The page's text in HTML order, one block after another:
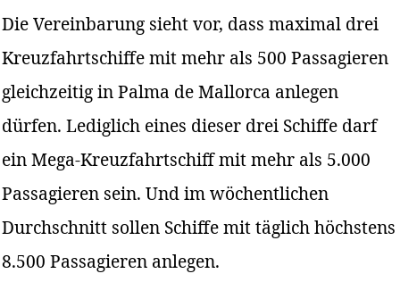
Die Vereinbarung sieht vor, dass maximal drei
Kreuzfahrtschiffe mit mehr als 500 Passagieren
gleichzeitig in Palma de Mallorca anlegen
dürfen. Lediglich eines dieser drei Schiffe darf
ein Mega-Kreuzfahrtschiff mit mehr als 5.000
Passagieren sein. Und im wöchentlichen
Durchschnitt sollen Schiffe mit täglich höchstens
8.500 Passagieren anlegen.